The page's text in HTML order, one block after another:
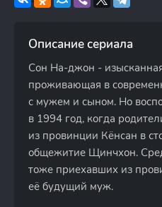
Описание сериала
Сон На-джон -
проживающая в
с мужем и сыном. Но
в 1994 год, когда
из провинции Кёнсан в
общежитие Щинчхон.
тоже приехавших из
её будущий муж.